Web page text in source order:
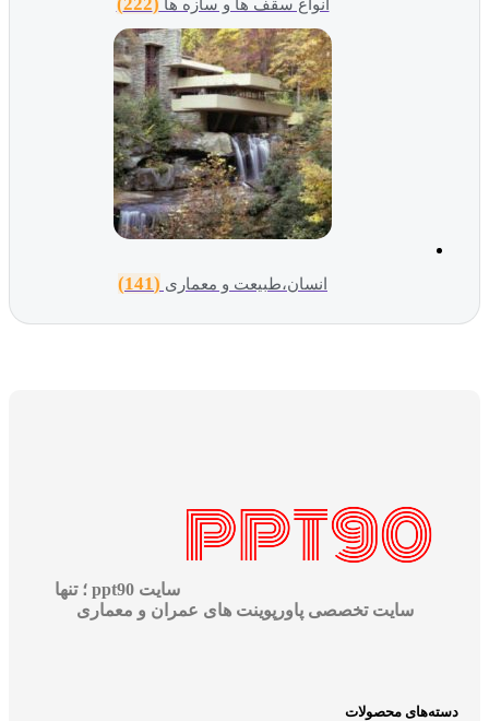
انواع سقف ها و سازه ها
انسان،طبیعت و معماری (141)
سایت ppt90 ؛ تنها
سایت تخصصی پاورپوینت های عمران و معماری
محصولات